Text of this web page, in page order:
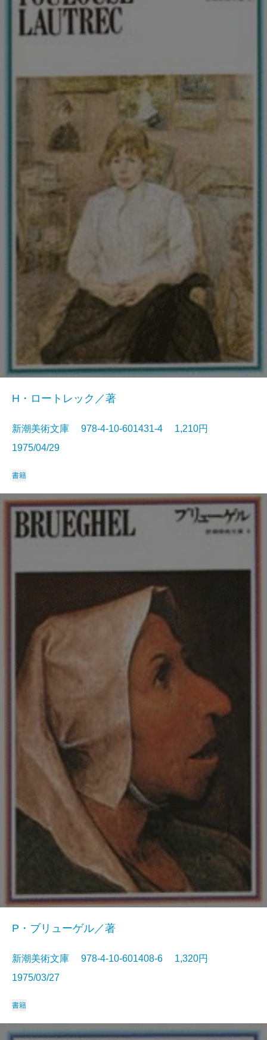
H・ロートレック／著
新潮美術文庫 978-4-10-601431-4 1,210円
1975/04/29
書籍
P・ブリューゲル／著
新潮美術文庫 978-4-10-601408-6 1,320円
1975/03/27
書籍